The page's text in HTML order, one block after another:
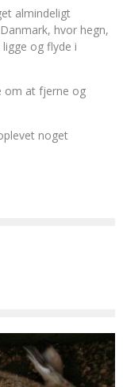
almindeligt
hvor hegn,
og flyde i
om at fjerne og
noget